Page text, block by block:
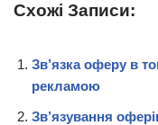
Схожі Записи:
Зв’язка оферу в
рекламою
Зв’язування